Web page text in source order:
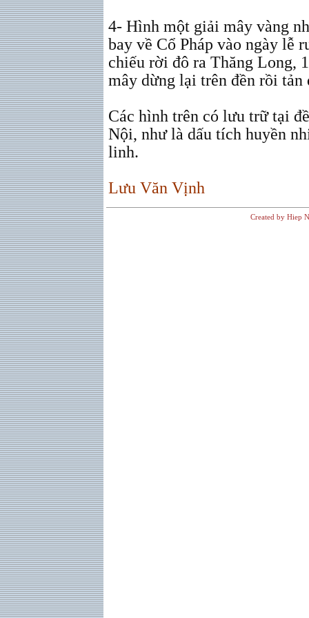
4- Hình một giải mây vàng
bay về Cổ Pháp vào ngày lễ
chiếu rời đô ra Thăng Long,
mây dừng lại trên đền rồi tản
Các hình trên có lưu trữ tại
Nội, như là dấu tích huyền
linh.
Lưu Văn Vịnh
Created by Hiep